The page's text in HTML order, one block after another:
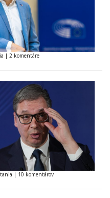
| 2 komentáre
| 10 komentárov